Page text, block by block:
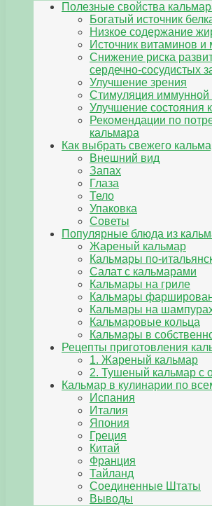
Полезные свойства
Богатый источник
Низкое содержание
Источник витаминов и
Снижение риска
сердечно-сосудистых
Улучшение зрения
Стимуляция иммунной
Улучшение состояния
Рекомендации по
кальмара
Как выбрать свежего
Внешний вид
Запах
Глаза
Тело
Упаковка
Советы
Популярные блюда из
Жареный кальмар
Кальмары по-
Салат с кальмарами
Кальмары на гриле
Кальмары
Кальмары на
Кальмаровые кольца
Кальмары в
Рецепты приготовления
1. Жареный кальмар
2. Тушеный кальмар с
Кальмар в кулинарии по
Испания
Италия
Япония
Греция
Китай
Франция
Тайланд
Соединенные Штаты
Выводы